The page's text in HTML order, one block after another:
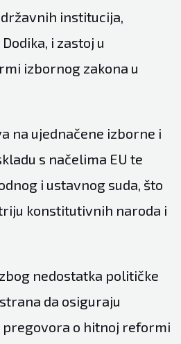
institucija,
i zastoj u
izbornog zakona u
na ujednačene izborne i
s načelima EU te
i ustavnog suda, što
konstitutivnih naroda i
nedostatka političke
da osiguraju
pregovora o hitnoj reformi